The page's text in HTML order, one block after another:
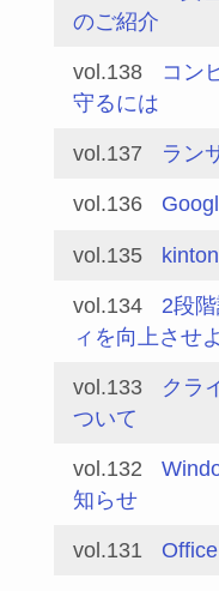
のご紹介
vol.138
コン
守るには
vol.137 ラン
vol.136
vol.135
vol.134
2段
ィを向上させ
vol.133
クラ
ついて
vol.132
知らせ
vol.131